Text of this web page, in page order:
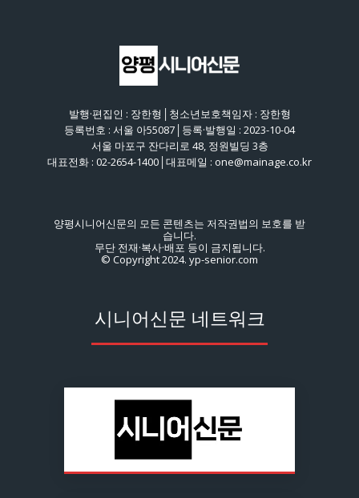
발행·편집인 : 장한형│청소년보호책임자 : 장한형
등록번호 : 서울 아55087│등록·발행일 : 2023-10-04
서울 마포구 잔다리로 48, 정원빌딩 3층
대표전화 : 02-2654-1400│대표메일 : one@mainage.co.kr
양평시니어신문의 모든 콘텐츠는 저작권법의 보호를 받
습니다.
무단 전재·복사·배포 등이 금지됩니다.
© Copyright 2024. yp-senior.com
시니어신문 네트워크